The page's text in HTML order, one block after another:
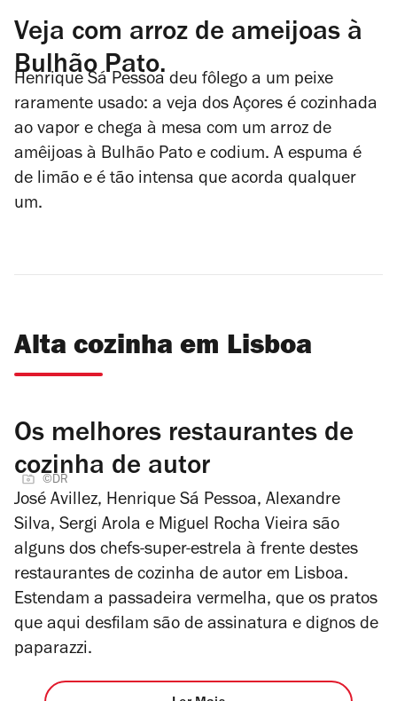
Veja com arroz de ameijoas à
Bulhão Pato.
Henrique Sá Pessoa deu fôlego a um peixe
raramente usado: a veja dos Açores é cozinhada
ao vapor e chega à mesa com um arroz de
amêijoas à Bulhão Pato e codium. A espuma é
de limão e é tão intensa que acorda qualquer
um.
Alta cozinha em Lisboa
Os melhores restaurantes de
cozinha de autor
©DR
José Avillez, Henrique Sá Pessoa, Alexandre
Silva, Sergi Arola e Miguel Rocha Vieira são
alguns dos chefs-super-estrela à frente destes
restaurantes de cozinha de autor em Lisboa.
Estendam a passadeira vermelha, que os pratos
que aqui desfilam são de assinatura e dignos de
paparazzi.